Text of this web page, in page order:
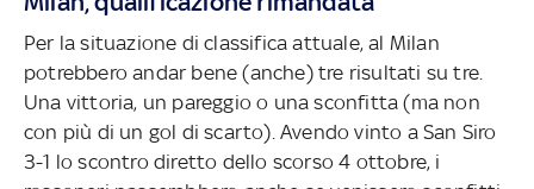
Per la situazione di classifica attuale, al Milan
potrebbero andar bene (anche) tre risultati su tre.
Una vittoria, un pareggio o una sconfitta (ma non
con più di un gol di scarto). Avendo vinto a San Siro
3-1 lo scontro diretto dello scorso 4 ottobre, i